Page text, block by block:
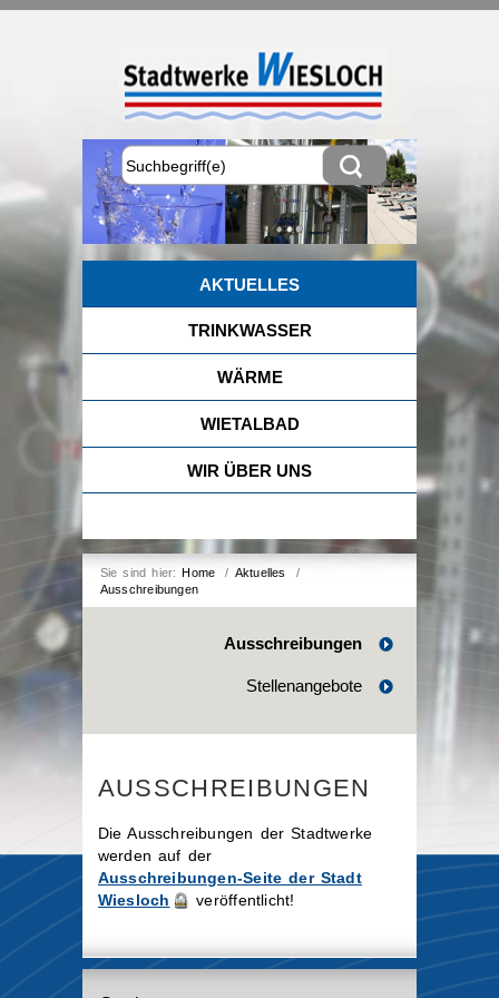
AKTUELLES
TRINKWASSER
WÄRME
WIETALBAD
WIR ÜBER UNS
Sie sind hier: Home / Aktuelles
/
Ausschreibungen
Ausschreibungen
Stellenangebote
AUSSCHREIBUNGEN
Die Ausschreibungen der Stadtwerke
werden auf der
Ausschreibungen-Seite der Stadt
Wiesloch
veröffentlicht!